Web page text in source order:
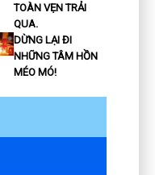
TOÀN VẸN TRẢI
QUA.
DỪNG LẠI ĐI
NHỮNG TÂM HỒN
MÉO MÓ!